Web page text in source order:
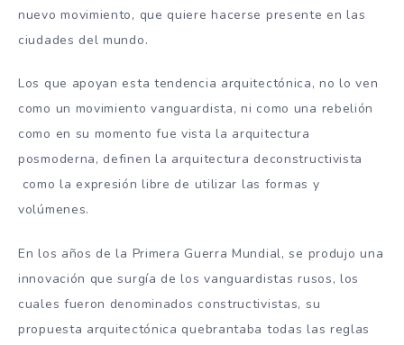
nuevo movimiento, que quiere hacerse presente en las
ciudades del mundo.
Los que apoyan esta tendencia arquitectónica, no lo ven
como un movimiento vanguardista, ni como una rebelión
como en su momento fue vista la arquitectura
posmoderna, definen la arquitectura deconstructivista
como la expresión libre de utilizar las formas y
volúmenes.
En los años de la Primera Guerra Mundial, se produjo una
innovación que surgía de los vanguardistas rusos, los
cuales fueron denominados constructivistas, su
propuesta arquitectónica quebrantaba todas las reglas